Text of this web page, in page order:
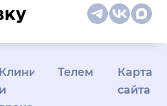
Клиникам
и
Телемедицина
Карта
сайта